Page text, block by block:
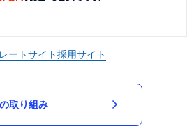
ートサイト採用サイト
取り組み